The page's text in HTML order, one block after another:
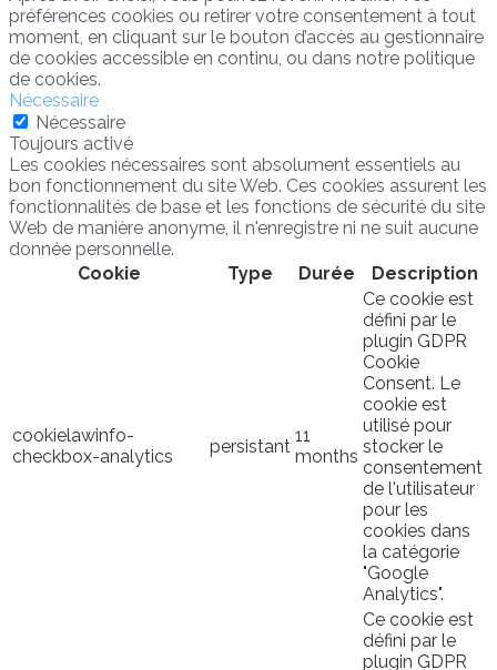
préférences cookies ou retirer votre consentement à tout
moment, en cliquant sur le bouton d’accès au gestionnaire
de cookies accessible en continu, ou dans notre politique
de cookies.
Nécessaire
Nécessaire
Toujours activé
Les cookies nécessaires sont absolument essentiels au
bon fonctionnement du site Web. Ces cookies assurent les
fonctionnalités de base et les fonctions de sécurité du site
Web de manière anonyme, il n'enregistre ni ne suit aucune
donnée personnelle.
Cookie
Type Durée Description
cookielawinfo-
checkbox-analytics
persistant
11
months
Ce cookie est
défini par le
plugin GDPR
Cookie
Consent. Le
cookie est
utilisé pour
stocker le
consentement
de l'utilisateur
pour les
cookies dans
la catégorie
"Google
Analytics".
Ce cookie est
défini par le
plugin GDPR